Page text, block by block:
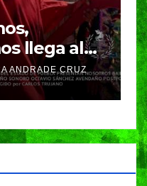
llega al
ANDRADE CRUZ